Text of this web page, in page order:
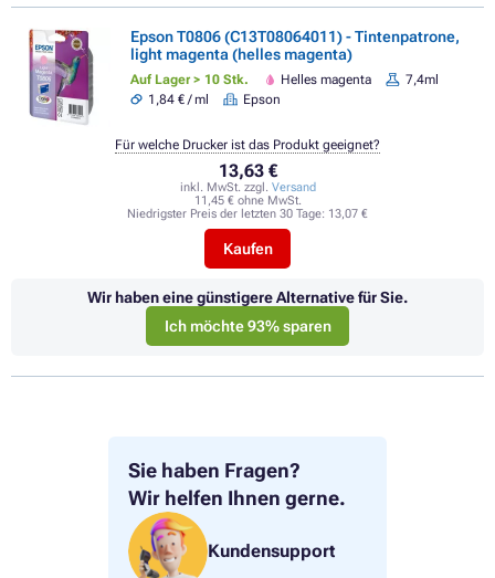
Sie haben Fragen?
Wir helfen Ihnen gerne.
Kundensupport
Epson T0806 (C13T08064011) - Tintenpatrone,
light magenta (helles magenta)
Auf Lager > 10 Stk. Helles magenta
7,4ml
1,84 € / ml
Epson
13,63 €
inkl. MwSt. zzgl. Versand
11,45 € ohne MwSt.
Niedrigster Preis der letzten 30 Tage: 13,07 €
Kaufen
Für welche Drucker ist das Produkt geeignet?
Wir haben eine günstigere Alternative für Sie.
Ich möchte 93% sparen